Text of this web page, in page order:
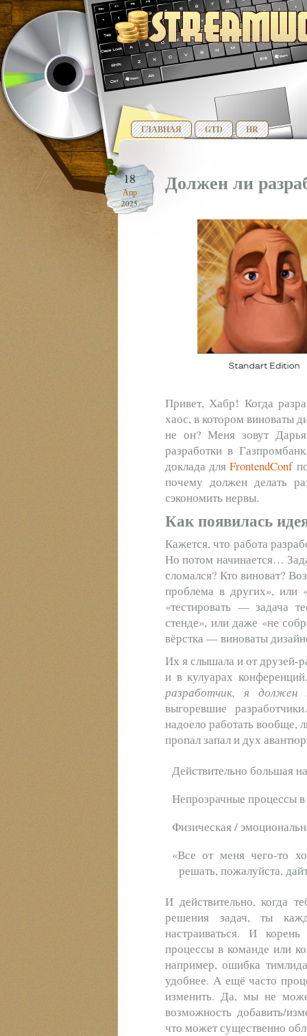
ГЛАВНАЯ GTD HR
18
Апр
2025
Должен ли
Привет, Хабр! Когда
хаос, в котором виноваты
не он? Меня зовут
разработки в
доклада дляFrontendConf
почему должен делать
сэкономить нервы.
Как появилась
Кажется, что работа
Но потом начинается…
сломался? Кто виноват?
проблема в других», или
«тестировать — задача
стенде», или даже «не
вёрстка — виноваты
Их я слышала и от друзей-
и в кулуарах
разработчик, я должен
выгоревшие
надоело работать вообще,
пропал запал и дух
Действительно большая
Непрозрачные процессы
Физическая /
«Все от меня чего-то
решать, пожалуйста,
И действительно, когда
решения задач, ты
настраиваться. И
процессы в команде или
например, ошибка
удобнее. А ещё часто
изменить. Да, мы не
возможность добавить/
что может существенно